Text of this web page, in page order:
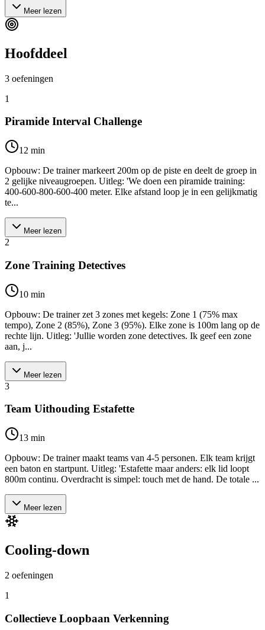
Meer lezen
Hoofddeel
3 oefeningen
1
Piramide Interval Challenge
12 min
Opbouw: De trainer markeert 200m op de piste en deelt de groep in
2 gelijke niveaugroepen. Uitleg: 'We doen een piramide training:
400-600-800-600-400 meter. Elke afstand loop je in een gelijkmatig
te...
Meer lezen
2
Zone Training Detectives
10 min
Opbouw: De trainer zet 3 zones met kegels: Zone 1 (75% max
tempo), Zone 2 (85%), Zone 3 (95%). Elke zone is 100m lang op de
rechte lijn. Uitleg: 'Jullie worden zone detectives. Ik geef een zone
aan, j...
Meer lezen
3
Team Uithouding Estafette
13 min
Opbouw: De trainer maakt teams van 4-5 personen. Elk team krijgt
een baton en startpunt. Uitleg: 'Estafette maar anders: elk lid loopt
800m continu. Overdracht is simpel: touch met de hand. De totale ...
Meer lezen
Cooling-down
2 oefeningen
1
Collectieve Loopbaan Verkenning